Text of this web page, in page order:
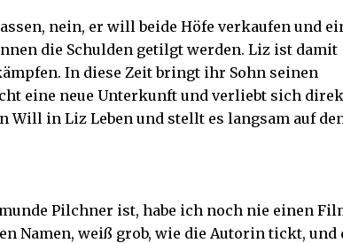
nein, er will beide Höfe verkaufen und
die Schulden getilgt werden. Liz ist damit
In diese Zeit bringt ihr Sohn seinen
eine neue Unterkunft und verliebt sich
in Liz Leben und stellt es langsam auf
Pilchner ist, habe ich noch nie einen
Namen, weiß grob, wie die Autorin tickt, und